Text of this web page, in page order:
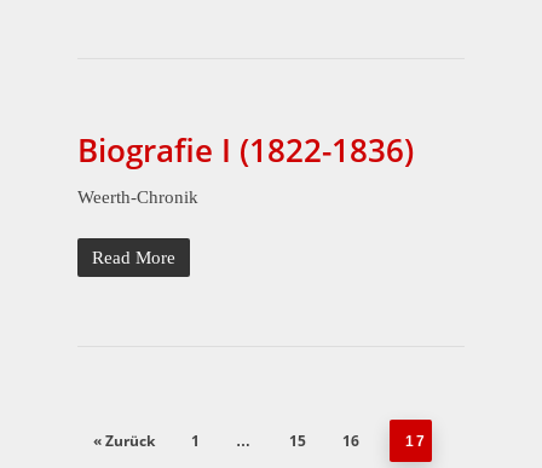
Biografie I (1822-1836)
Weerth-Chronik
Read More
« Zurück 1 … 15 16 17